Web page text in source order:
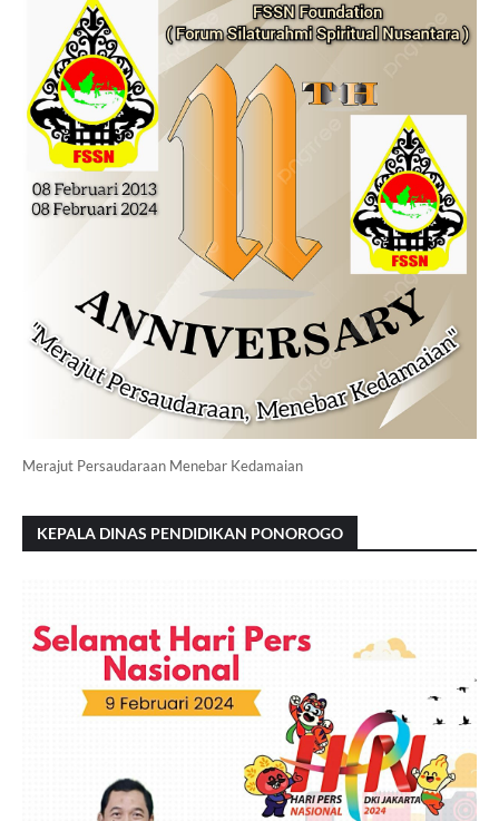
Merajut Persaudaraan Menebar Kedamaian
KEPALA DINAS PENDIDIKAN PONOROGO